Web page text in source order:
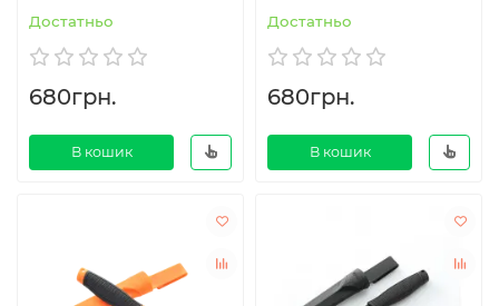
Достатньо
680грн.
В кошик
Достатньо
680грн.
В кошик